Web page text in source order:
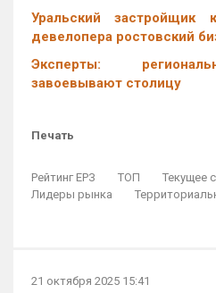
Уральский застройщик
девелопера ростовский
Эксперты:
завоевывают столицу
Печать
Рейтинг ЕРЗ ТОП
Текущее
Лидеры рынка
21 октября 2025 15:41